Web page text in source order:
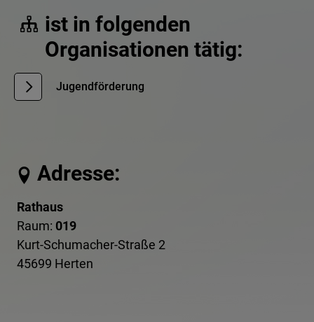
ist in folgenden
Organisationen tätig:
Jugendförderung
Adresse:
Rathaus
Raum: 019
Kurt-Schumacher-Straße 2
45699 Herten